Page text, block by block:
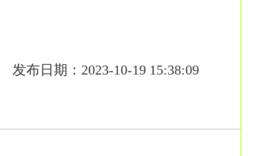
发布日期：2023-10-19 15:38:09